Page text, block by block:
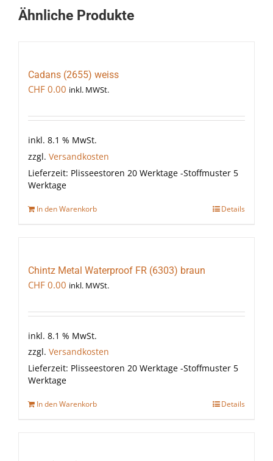
Ähnliche Produkte
Cadans (2655) weiss
CHF 0.00 inkl. MWSt.
inkl. 8.1 % MwSt.
zzgl. Versandkosten
Lieferzeit: Plisseestoren 20 Werktage -Stoffmuster 5
Werktage
In den Warenkorb Details
Chintz Metal Waterproof FR (6303) braun
CHF 0.00 inkl. MWSt.
inkl. 8.1 % MwSt.
zzgl. Versandkosten
Lieferzeit: Plisseestoren 20 Werktage -Stoffmuster 5
Werktage
In den Warenkorb Details